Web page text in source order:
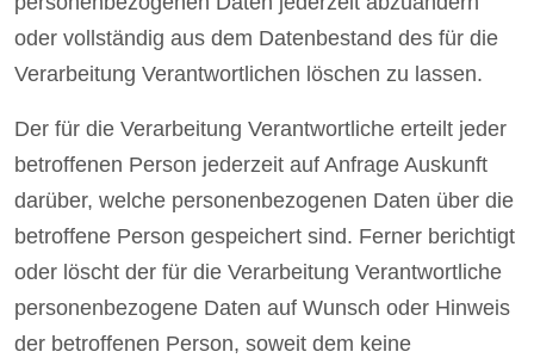
oder vollständig aus dem Datenbestand des für die
Verarbeitung Verantwortlichen löschen zu lassen.
Der für die Verarbeitung Verantwortliche erteilt jeder
betroffenen Person jederzeit auf Anfrage Auskunft
darüber, welche personenbezogenen Daten über die
betroffene Person gespeichert sind. Ferner berichtigt
oder löscht der für die Verarbeitung Verantwortliche
personenbezogene Daten auf Wunsch oder Hinweis
der betroffenen Person, soweit dem keine